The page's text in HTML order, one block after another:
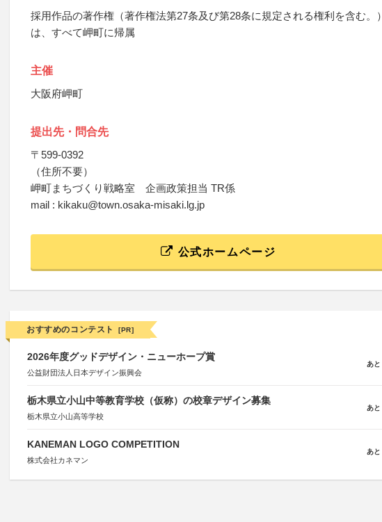
採用作品の著作権（著作権法第27条及び第28条に規定される権利を含む。）
は、すべて岬町に帰属
主催
大阪府岬町
提出先・問合先
〒599-0392
（住所不要）
岬町まちづくり戦略室 企画政策担当 TR係
mail : kikaku@town.osaka-misaki.lg.jp
公式ホームページ
おすすめのコンテスト [PR]
2026年度グッドデザイン・ニューホープ賞
公益財団法人日本デザイン振興会
あと
栃木県立小山中等教育学校（仮称）の校章デザイン募集
栃木県立小山高等学校
あと
KANEMAN LOGO COMPETITION
株式会社カネマン
あと